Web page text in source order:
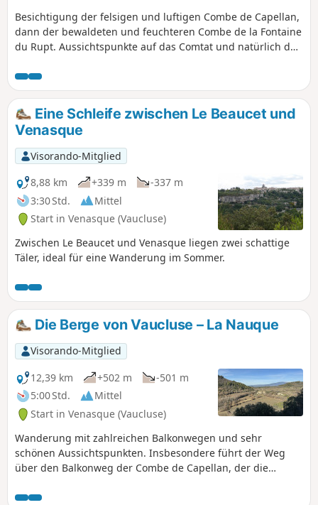
Besichtigung der felsigen und luftigen Combe de Capellan,
dann der bewaldeten und feuchteren Combe de la Fontaine
du Rupt. Aussichtspunkte auf das Comtat und natürlich den
das mittelalterliche Dorf Venasque zu besuchen.
Eine Schleife zwischen Le Beaucet und
Venasque
Visorando-Mitglied
8,88 km
+339 m
-337 m
3:30 Std.
Mittel
Start in Venasque (Vaucluse)
Zwischen Le Beaucet und Venasque liegen zwei schattige
Täler, ideal für eine Wanderung im Sommer.
Die Berge von Vaucluse – La Nauque
Visorando-Mitglied
12,39 km
+502 m
-501 m
5:00 Std.
Mittel
Start in Venasque (Vaucluse)
Wanderung mit zahlreichen Balkonwegen und sehr
schönen Aussichtspunkten. Insbesondere führt der Weg
über den Balkonweg der Combe de Capellan, der die